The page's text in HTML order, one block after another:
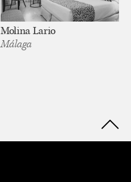
Molina Lario
Málaga